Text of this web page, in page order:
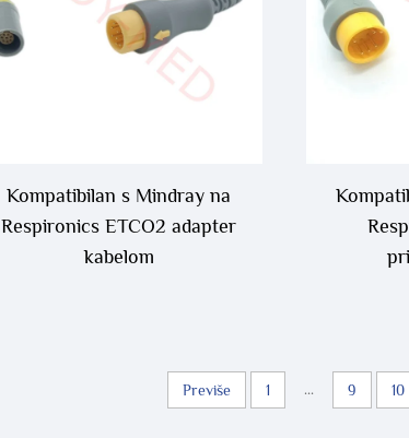
Kompatibilan s Mindray na
Respironics ETCO2 adapter
kabelom
Previše 1 ... 9 10